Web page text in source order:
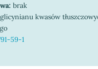
brak
kwasów
59-1